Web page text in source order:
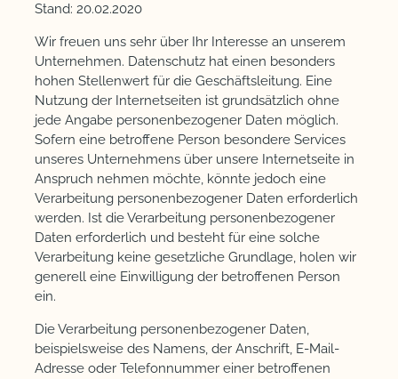
Stand: 20.02.2020
Wir freuen uns sehr über Ihr Interesse an unserem
Unternehmen. Datenschutz hat einen besonders
hohen Stellenwert für die Geschäftsleitung. Eine
Nutzung der Internetseiten ist grundsätzlich ohne
jede Angabe personenbezogener Daten möglich.
Sofern eine betroffene Person besondere Services
unseres Unternehmens über unsere Internetseite in
Anspruch nehmen möchte, könnte jedoch eine
Verarbeitung personenbezogener Daten erforderlich
werden. Ist die Verarbeitung personenbezogener
Daten erforderlich und besteht für eine solche
Verarbeitung keine gesetzliche Grundlage, holen wir
generell eine Einwilligung der betroffenen Person
ein.
Die Verarbeitung personenbezogener Daten,
beispielsweise des Namens, der Anschrift, E-Mail-
Adresse oder Telefonnummer einer betroffenen